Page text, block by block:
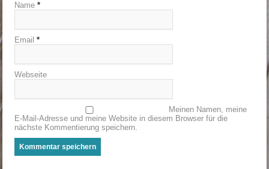
Name *
Email *
Webseite
Meinen Namen, meine
E-Mail-Adresse und meine Website in diesem Browser für die
nächste Kommentierung speichern.